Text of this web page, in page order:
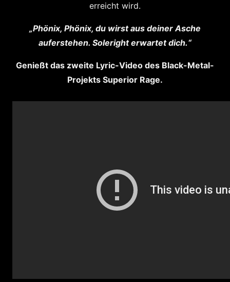
erreicht wird.
„Phönix, Phönix, du wirst aus deiner Asche
auferstehen. Soleright erwartet dich.“
Genießt das zweite Lyric-Video des Black-Metal-
Projekts Superior Rage.